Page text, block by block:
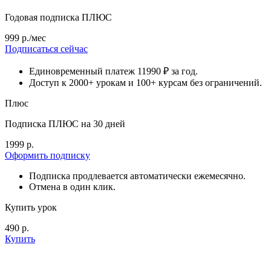
Годовая подписка ПЛЮС
999 р./мес
Подписаться сейчас
Единовременный платеж 11990 ₽ за год.
Доступ к 2000+ урокам и 100+ курсам без ограничений.
Плюс
Подписка ПЛЮС на 30 дней
1999 р.
Оформить подписку
Подписка продлевается автоматически ежемесячно.
Отмена в один клик.
Купить урок
490 р.
Купить